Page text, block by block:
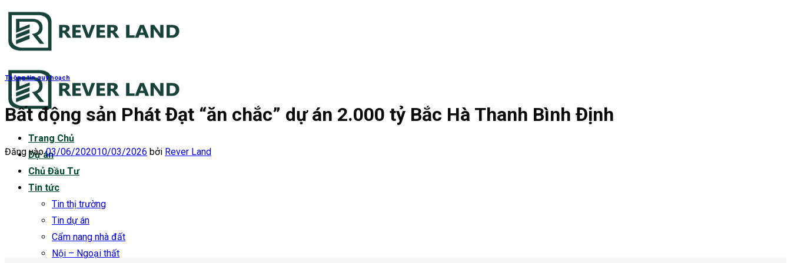
Bỏ
nội
Trang Chủ
Dự án
Chủ Đầu Tư
Tin tức
Tin thị trường
Tin dự án
Cẩm nang nhà đất
Nội – Ngoại thất
Thông tin quy hoạch
Bất động sản Phát Đạt “ăn chắc” dự án 2.000 tỷ Bắc Hà Thanh Bình Định
Đăng vào03/06/202010/03/2026 bởi Rever Land